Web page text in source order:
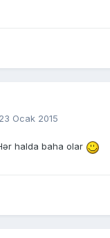
23 Ocak 2015
halda baha olar